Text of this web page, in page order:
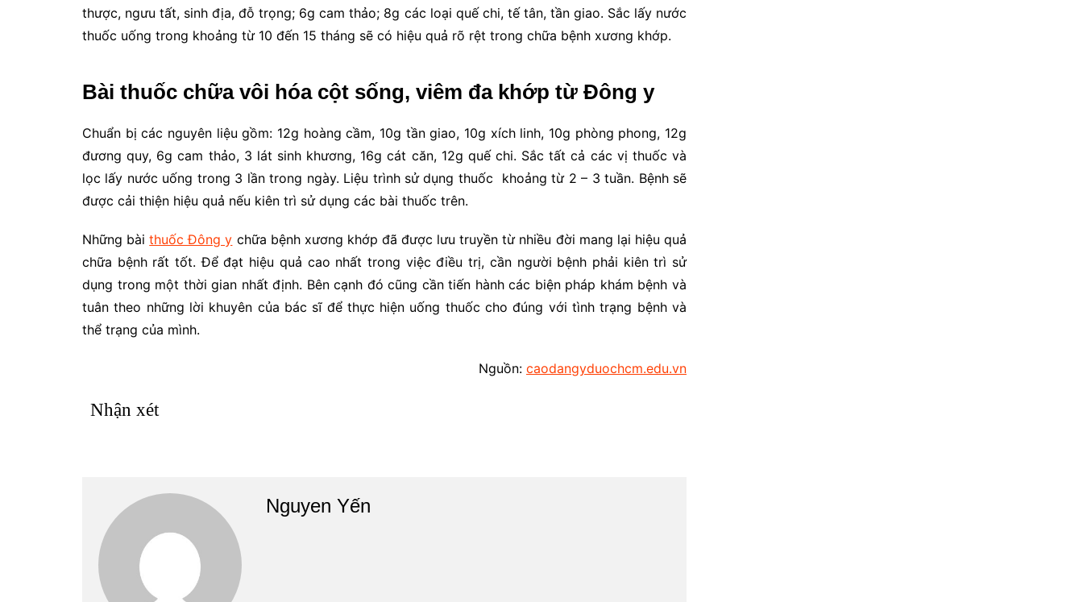
thược, ngưu tất, sinh địa, đỗ trọng; 6g cam thảo; 8g các loại quế chi, tế tân, tần giao. Sắc lấy nước
thuốc uống trong khoảng từ 10 đến 15 tháng sẽ có hiệu quả rõ rệt trong chữa bệnh xương khớp.
Bài thuốc chữa vôi hóa cột sống, viêm đa khớp từ Đông y
Chuẩn bị các nguyên liệu gồm: 12g hoàng cầm, 10g tần giao, 10g xích linh, 10g phòng phong, 12g
đương quy, 6g cam thảo, 3 lát sinh khương, 16g cát căn, 12g quế chi. Sắc tất cả các vị thuốc và
lọc lấy nước uống trong 3 lần trong ngày. Liệu trình sử dụng thuốc khoảng từ 2 – 3 tuần. Bệnh sẽ
được cải thiện hiệu quả nếu kiên trì sử dụng các bài thuốc trên.
Những bàithuốc Đông y chữa bệnh xương khớp đã được lưu truyền từ nhiều đời mang lại hiệu quả
chữa bệnh rất tốt. Để đạt hiệu quả cao nhất trong việc điều trị, cần người bệnh phải kiên trì sử
dụng trong một thời gian nhất định. Bên cạnh đó cũng cần tiến hành các biện pháp khám bệnh và
tuân theo những lời khuyên của bác sĩ để thực hiện uống thuốc cho đúng với tình trạng bệnh và
thể trạng của mình.
Nguồn: caodangyduochcm.edu.vn
Nhận xét
Nguyen Yến